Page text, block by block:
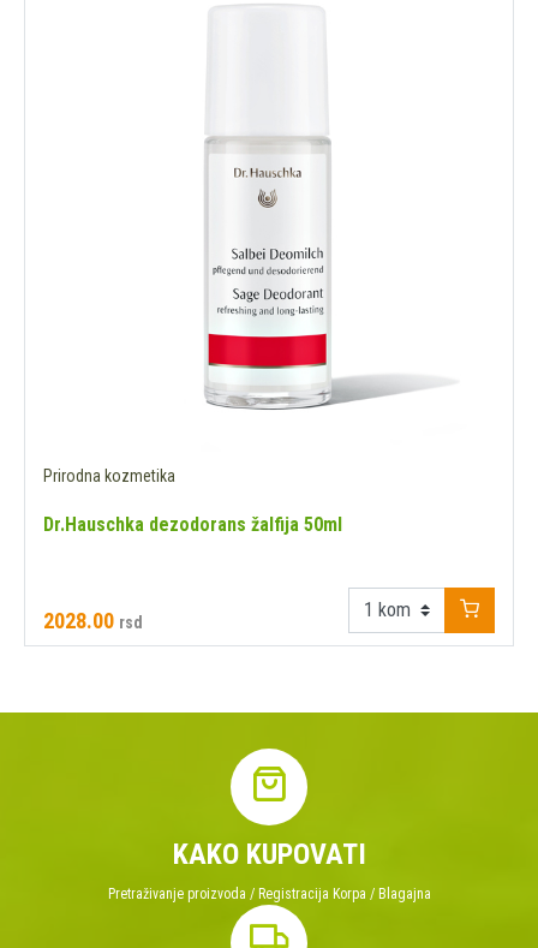
Prirodna kozmetika
Dr.Hauschka dezodorans žalfija 50ml
2028.00 rsd
KAKO KUPOVATI
Pretraživanje proizvoda / Registracija Korpa / Blagajna